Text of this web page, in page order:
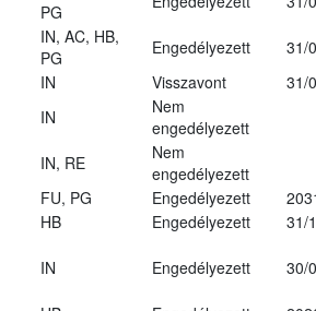
PG
IN, AC, HB,
PG
Engedélyezett
31/
IN Visszavont
31/
IN
Nem
engedélyezett
IN, RE
Nem
engedélyezett
FU, PG Engedélyezett
HB Engedélyezett
31/
IN Engedélyezett 30/